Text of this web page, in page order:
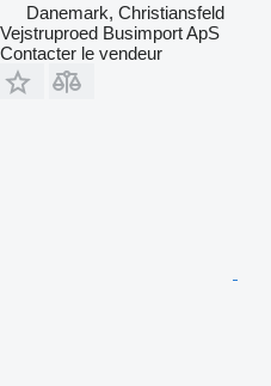
Danemark, Christiansfeld
Vejstruproed Busimport ApS
Contacter le vendeur